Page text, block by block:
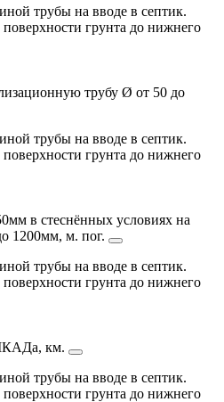
трубы на вводе в септик.
грунта до нижнего
трубу Ø от 50 до
трубы на вводе в септик.
грунта до нижнего
в стеснённых условиях на
1200мм, м. пог.
трубы на вводе в септик.
грунта до нижнего
км.
трубы на вводе в септик.
грунта до нижнего